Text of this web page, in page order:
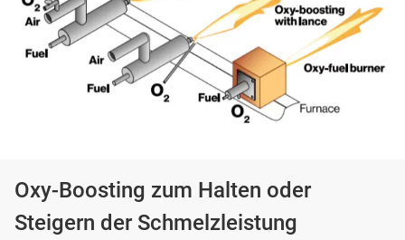
Oxy-Boosting zum Halten oder
Steigern der Schmelzleistung